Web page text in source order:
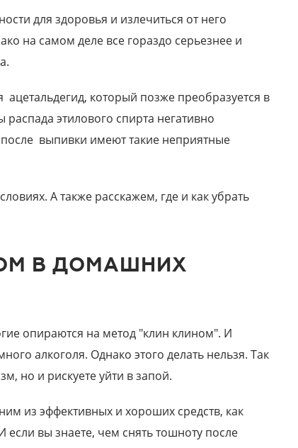
для здоровья и излечиться от него
на самом деле все гораздо серьезнее и
который позже преобразуется в
распада этилового спирта негативно
выпивки имеют такие неприятные
А также расскажем, где и как убрать
В ДОМАШНИХ
опираются на метод "клин клином". И
алкоголя. Однако этого делать нельзя. Так
но и рискуете уйти в запой.
из эффективных и хороших средств, как
вы знаете, чем снять тошноту после
33 года
был наркоманом в течение 5 лет. За это